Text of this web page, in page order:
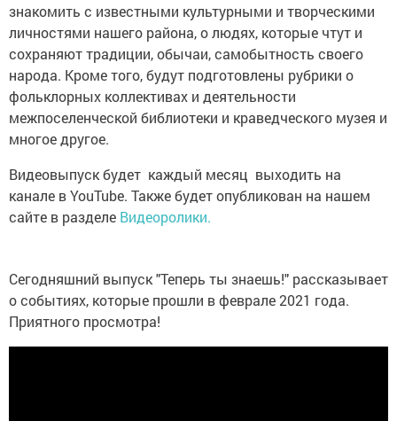
знакомить с известными культурными и творческими
личностями нашего района, о людях, которые чтут и
сохраняют традиции, обычаи, самобытность своего
народа. Кроме того, будут подготовлены рубрики о
фольклорных коллективах и деятельности
межпоселенческой библиотеки и краведческого музея и
многое другое.
Видеовыпуск будет каждый месяц выходить на
канале в YouTube. Также будет опубликован на нашем
сайте в разделе Видеоролики.
Сегодняшний выпуск "Теперь ты знаешь!" рассказывает
о событиях, которые прошли в феврале 2021 года.
Приятного просмотра!